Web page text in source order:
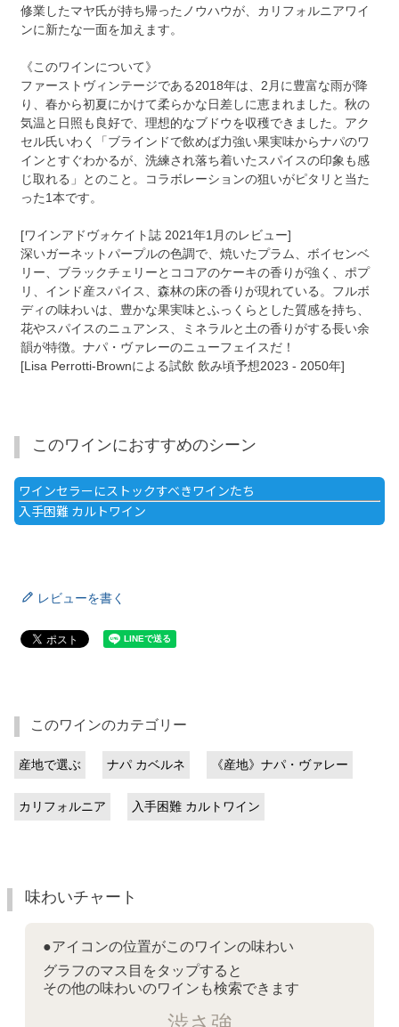
修業したマヤ氏が持ち帰ったノウハウが、カリフォルニアワイ
ンに新たな一面を加えます。
《このワインについて》
ファーストヴィンテージである2018年は、2月に豊富な雨が降
り、春から初夏にかけて柔らかな日差しに恵まれました。秋の
気温と日照も良好で、理想的なブドウを収穫できました。アク
セル氏いわく「ブラインドで飲めば力強い果実味からナパのワ
インとすぐわかるが、洗練され落ち着いたスパイスの印象も感
じ取れる」とのこと。コラボレーションの狙いがピタリと当た
った1本です。
[ワインアドヴォケイト誌 2021年1月のレビュー]
深いガーネットパープルの色調で、焼いたプラム、ボイセンベ
リー、ブラックチェリーとココアのケーキの香りが強く、ポプ
リ、インド産スパイス、森林の床の香りが現れている。フルボ
ディの味わいは、豊かな果実味とふっくらとした質感を持ち、
花やスパイスのニュアンス、ミネラルと土の香りがする長い余
韻が特徴。ナパ・ヴァレーのニューフェイスだ！
[Lisa Perrotti-Brownによる試飲 飲み頃予想2023 - 2050年]
このワインにおすすめのシーン
ワインセラーにストックすべきワインたち
入手困難 カルトワイン
レビューを書く
このワインのカテゴリー
産地で選ぶ ナパ カベルネ 《産地》ナパ・ヴァレー
カリフォルニア 入手困難 カルトワイン
味わいチャート
●アイコンの位置がこのワインの味わい
グラフのマス目をタップすると
その他の味わいのワインも検索できます